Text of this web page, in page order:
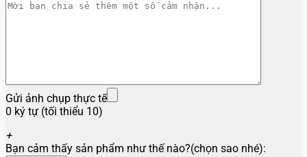
Gửi ảnh chụp thực tế
0 ký tự (tối thiểu 10)
+
Bạn cảm thấy sản phẩm như thế nào?(chọn sao nhé):